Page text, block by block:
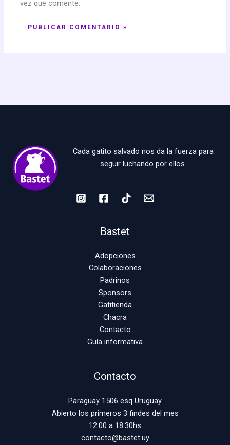
vez que comente.
Cada gatito salvado nos da la fuerza para
seguir luchando por ellos.
Bastet
Adopciones
Colaboraciones
Padrinos
Sponsors
Gatitienda
Chacra
Contacto
Guía informativa
Contacto
Paraguay 1506 esq Uruguay
Abierto los primeros 3 findes del mes
12:00 a 18:30hs
contacto@bastet.uy